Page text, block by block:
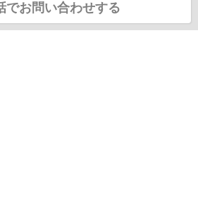
でお問い合わせする